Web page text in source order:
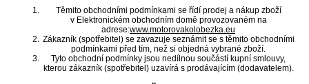
Těmito obchodními podmínkami se řídí prodej a nákup zboží
v Elektronickém obchodním domě provozovaném na
adrese:www.motorovakolobezka.eu
Zákazník (spotřebitel) se zavazuje seznámit se s těmito obchodními
podmínkami před tím, než si objedná vybrané zboží.
Tyto obchodní podmínky jsou nedílnou součástí kupní smlouvy,
kterou zákazník (spotřebitel) uzavírá s prodávajícím (dodavatelem).